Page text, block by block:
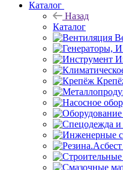
Каталог
Назад
Каталог